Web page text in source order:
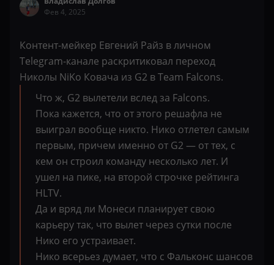
Фев 4, 2025
Контент-мейкер Евгений Райз в личном
Telegram-канале раскритиковал переход
Николы NiKo Ковача из G2 в Team Falcons.
Что ж, G2 вылетели вслед за Falcons.
Пока кажется, что от этого решафла не
выиграл вообще никто. Нико отлетел самым
первым, причем именно от G2 — от тех, с
кем он строил команду несколько лет. И
ушел на пике, на второй строчке рейтинга
HLTV.
Да и вряд ли Монеси планирует свою
карьеру так, что вылет через сутки после
Нико его устраивает.
Нико всерьез думает, что с Фальконс шансов